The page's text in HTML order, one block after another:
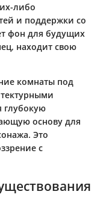
либо
и поддержки со
фон для будущих
находит свою
комнаты под
глубокую
основу для
Это
с